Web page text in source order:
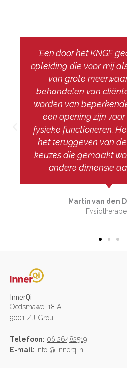
'Een door het KNGF
opleiding die voor mij
van grote
behandelen van
worden van
een opening zijn
fysieke functioneren.
het teruggeven van
keuzes die gemaakt
andere dimensie
Martin van den
InnerQi
Oedsmawei 18 A
9001 ZJ, Grou
Telefoon: 06 26482519
E-mail: info @ innerqi.nl